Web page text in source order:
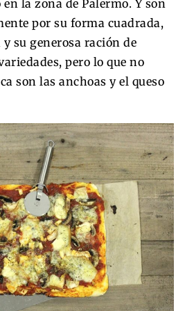
en la zona de Palermo. Y son
por su forma cuadrada,
su generosa ración de
pero lo que no
son las anchoas y el queso